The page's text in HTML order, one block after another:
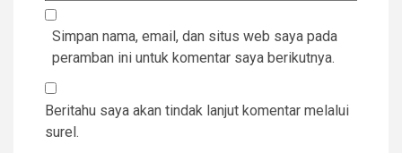
Simpan nama, email, dan situs web saya pada
peramban ini untuk komentar saya berikutnya.
Beritahu saya akan tindak lanjut komentar melalui
surel.